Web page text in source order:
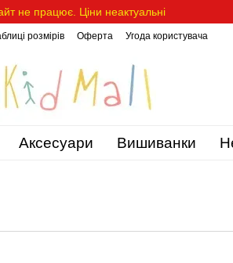
не працює. Ціни неактуальні
розмірів Оферта Угода користувача
Аксесуари Вишиванки